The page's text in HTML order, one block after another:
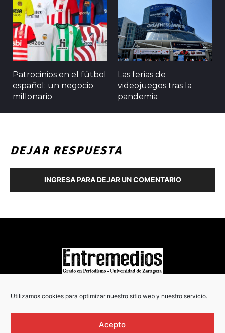
Utilizamos cookies para optimizar nuestro sitio web y nuestro servicio.
Acepto
Patrocinios en el fútbol
español: un negocio
millonario
Las ferias de
videojuegos tras la
pandemia
DEJAR RESPUESTA
INGRESA PARA DEJAR UN COMENTARIO